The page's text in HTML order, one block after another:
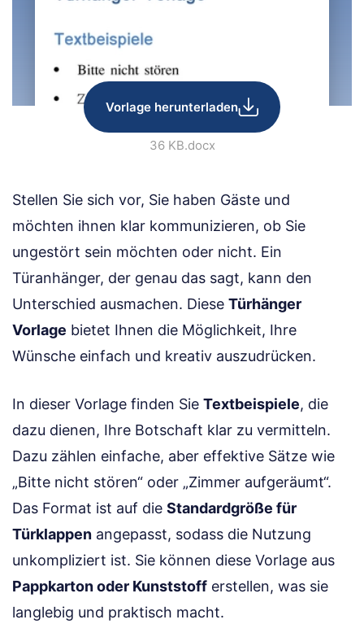
Vorlage herunterladen
36 KB.docx
Stellen Sie sich vor, Sie haben Gäste und
möchten ihnen klar kommunizieren, ob Sie
ungestört sein möchten oder nicht. Ein
Türanhänger, der genau das sagt, kann den
Unterschied ausmachen. Diese Türhänger
Vorlage bietet Ihnen die Möglichkeit, Ihre
Wünsche einfach und kreativ auszudrücken.
In dieser Vorlage finden Sie Textbeispiele, die
dazu dienen, Ihre Botschaft klar zu vermitteln.
Dazu zählen einfache, aber effektive Sätze wie
„Bitte nicht stören“ oder „Zimmer aufgeräumt“.
Das Format ist auf die Standardgröße für
Türklappen angepasst, sodass die Nutzung
unkompliziert ist. Sie können diese Vorlage aus
Pappkarton oder Kunststoff erstellen, was sie
langlebig und praktisch macht.